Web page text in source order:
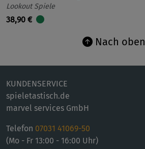
Lookout Spiele
38,90 €
Nach oben
KUNDENSERVICE
spieletastisch.de
marvel services GmbH
Telefon 07031 41069-50
(Mo - Fr 13:00 - 16:00 Uhr)